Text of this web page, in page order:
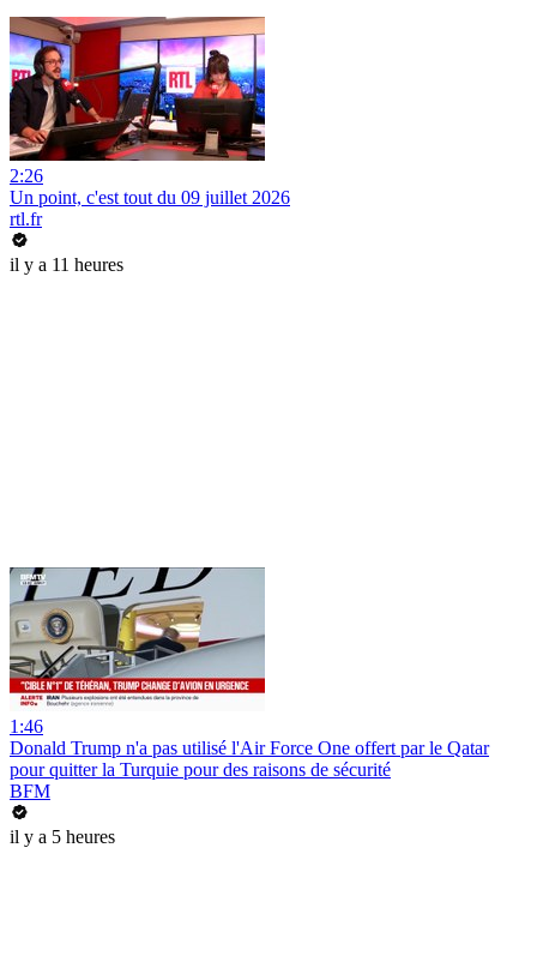
2:26
Un point, c'est tout du 09 juillet 2026
rtl.fr
il y a 11 heures
1:46
Donald Trump n'a pas utilisé l'Air Force One offert par le Qatar
pour quitter la Turquie pour des raisons de sécurité
BFM
il y a 5 heures